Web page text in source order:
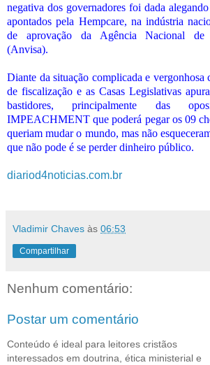
negativa dos governadores foi dada
apontados pela Hempcare, na indústria
de aprovação da Agência Nacional de
(Anvisa).
Diante da situação complicada e vergonhosa
de fiscalização e as Casas Legislativas
bastidores, principalmente das
IMPEACHMENT que poderá pegar os 09
queriam mudar o mundo, mas não
que não pode é se perder dinheiro público.
diariod4noticias.com.br
Vladimir Chaves às 06:53
Compartilhar
Nenhum comentário:
Postar um comentário
Conteúdo é ideal para leitores cristãos
interessados em doutrina, ética ministerial e